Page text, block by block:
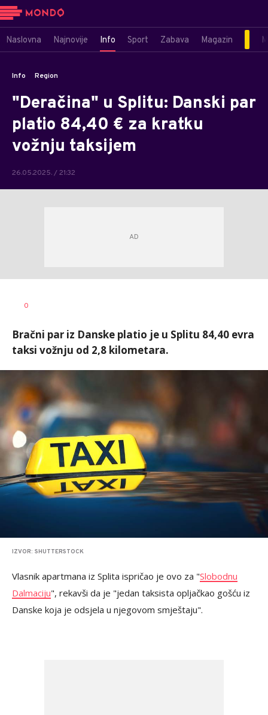
Naslovna Najnovije Info Sport Zabava Magazin
Info Region
"Deračina" u Splitu: Danski par
platio 84,40 € za kratku
vožnju taksijem
26.05.2025. / 21:32
AUTOR
0
Bračni par iz Danske platio je u Splitu 84,40 evra
taksi vožnju od 2,8 kilometara.
IZVOR: SHUTTERSTOCK
Vlasnik apartmana iz Splita ispričao je ovo za "Slobodnu
Dalmaciju", rekavši da je "jedan taksista opljačkao gošću iz
Danske koja je odsjela u njegovom smještaju".